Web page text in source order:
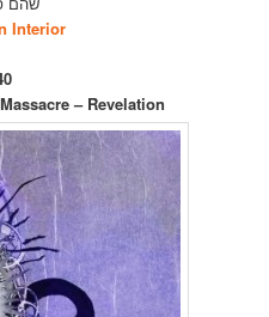
Interior
– Revelation